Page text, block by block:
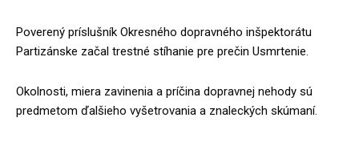
Poverený príslušník Okresného dopravného inšpektorátu
Partizánske začal trestné stíhanie pre prečin Usmrtenie.
Okolnosti, miera zavinenia a príčina dopravnej nehody sú
predmetom ďalšieho vyšetrovania a znaleckých skúmaní.